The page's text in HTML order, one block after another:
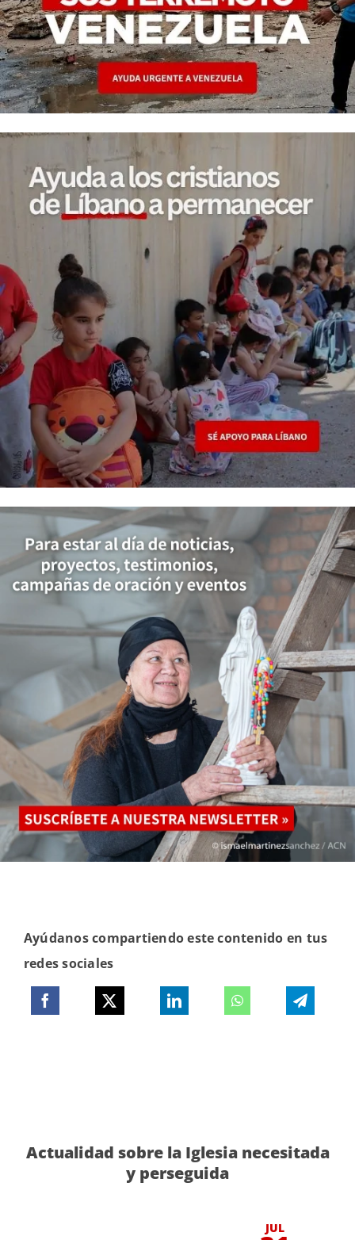
Ayúdanos compartiendo este contenido en tus
redes sociales
Actualidad sobre la Iglesia necesitada
y perseguida
JUL